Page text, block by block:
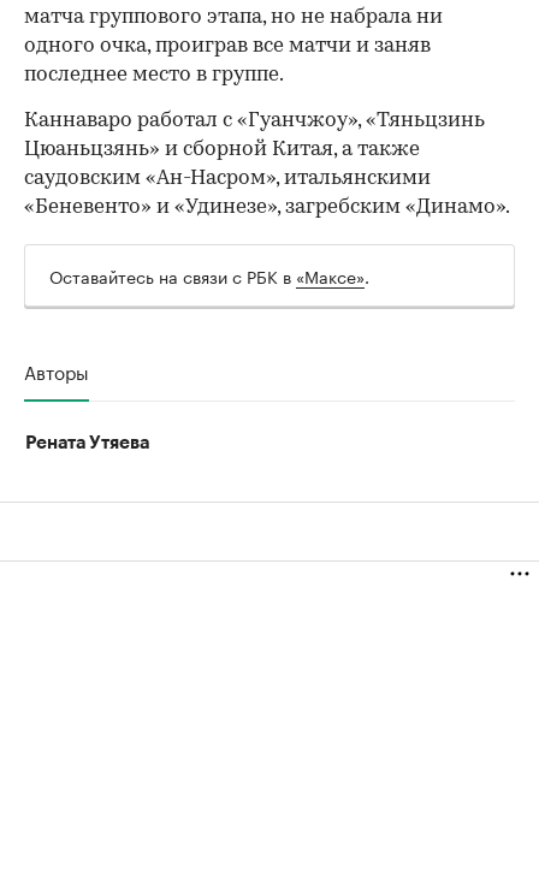
00:00 00:00
матча группового этапа, но не набрала ни
одного очка, проиграв все матчи и заняв
последнее место в группе.
Каннаваро работал с «Гуанчжоу», «Тяньцзинь
Цюаньцзянь» и сборной Китая, а также
саудовским «Ан-Насром», итальянскими
«Беневенто» и «Удинезе», загребским «Динамо».
Оставайтесь на связи с РБК в «Максе».
Авторы
Рената Утяева